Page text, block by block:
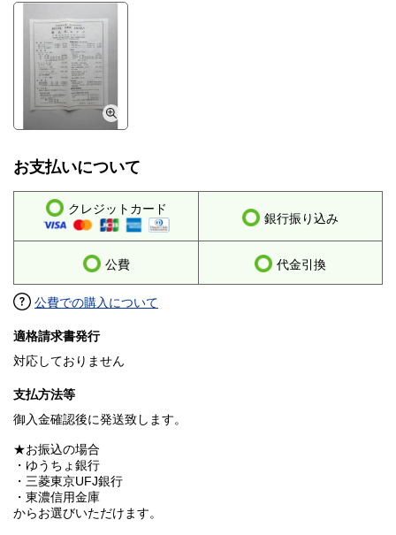
お支払いについて
クレジットカード
銀行振り込み
公費 代金引換
公費での購入について
適格請求書発行
対応しておりません
支払方法等
御入金確認後に発送致します。
★お振込の場合
・ゆうちょ銀行
・三菱東京UFJ銀行
・東濃信用金庫
からお選びいただけます。